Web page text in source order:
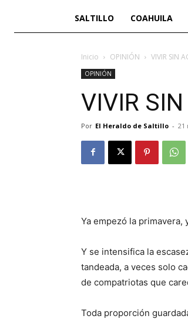
SALTILLO COAHUILA
Inicio OPINIÓN VIVIR SIN
OPINIÓN
VIVIR
Por El Heraldo de Saltillo - 21
Ya empezó la
Y se intensifica la
tandeada, a veces solo
de compatriotas que
Toda proporción